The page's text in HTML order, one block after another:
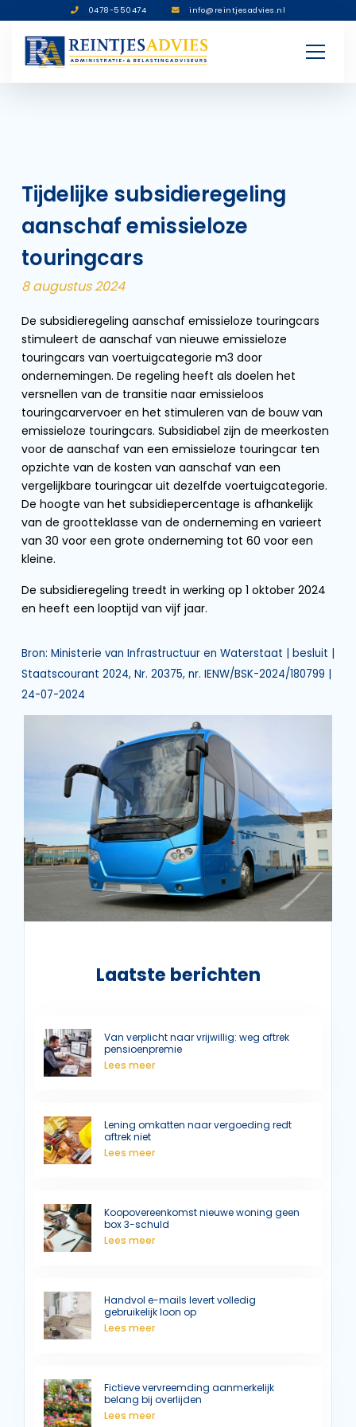
0478-550474 info@reintjesadvies.nl
Tijdelijke subsidieregeling
aanschaf emissieloze
touringcars
8 augustus 2024
De subsidieregeling aanschaf emissieloze touringcars
stimuleert de aanschaf van nieuwe emissieloze
touringcars van voertuigcategorie m3 door
ondernemingen. De regeling heeft als doelen het
versnellen van de transitie naar emissieloos
touringcarvervoer en het stimuleren van de bouw van
emissieloze touringcars. Subsidiabel zijn de meerkosten
voor de aanschaf van een emissieloze touringcar ten
opzichte van de kosten van aanschaf van een
vergelijkbare touringcar uit dezelfde voertuigcategorie.
De hoogte van het subsidiepercentage is afhankelijk
van de grootteklasse van de onderneming en varieert
van 30 voor een grote onderneming tot 60 voor een
kleine.
De subsidieregeling treedt in werking op 1 oktober 2024
en heeft een looptijd van vijf jaar.
Bron: Ministerie van Infrastructuur en Waterstaat | besluit |
Staatscourant 2024, Nr. 20375, nr. IENW/BSK-2024/180799 |
24-07-2024
Laatste berichten
Van verplicht naar vrijwillig: weg aftrek
pensioenpremie
Lees meer
Lening omkatten naar vergoeding redt
aftrek niet
Lees meer
Koopovereenkomst nieuwe woning geen
box 3-schuld
Lees meer
Handvol e-mails levert volledig
gebruikelijk loon op
Lees meer
Fictieve vervreemding aanmerkelijk
belang bij overlijden
Lees meer